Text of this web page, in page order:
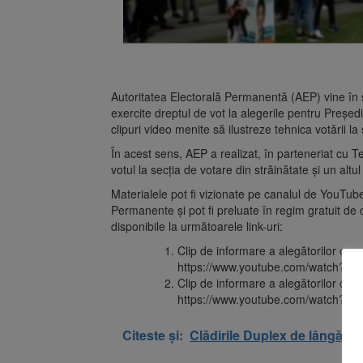
Autoritatea Electorală Permanentă (AEP) vine
exercite dreptul de vot la alegerile pentru
clipuri video menite să ilustreze tehnica votării la
În acest sens, AEP a realizat, în parteneriat cu
votul la secţia de votare din străinătate şi un
Materialele pot fi vizionate pe canalul de
Permanente şi pot fi preluate în regim gratuit
disponibile la următoarele link-uri:
Clip de informare a alegătorilor
https://www.youtube.com/
Clip de informare a alegătorilor
https://www.youtube.com/
Citeste și: Clădirile Duplex de lângă